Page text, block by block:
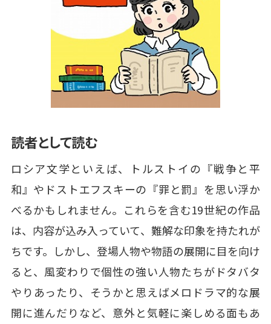
読者として読む
ロシア文学といえば、トルストイの『戦争と平
和』やドストエフスキーの『罪と罰』を思い浮か
べるかもしれません。これらを含む19世紀の作品
は、内容が込み入っていて、難解な印象を持たれが
ちです。しかし、登場人物や物語の展開に目を向け
ると、風変わりで個性の強い人物たちがドタバタ
やりあったり、そうかと思えばメロドラマ的な展
開に進んだりなど、意外と気軽に楽しめる面もあ